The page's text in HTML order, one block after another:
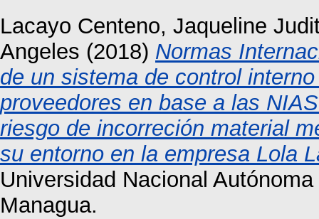
Lacayo Centeno, Jaqueline
Angeles (2018) Normas
de un sistema de control
proveedores en base a las
riesgo de incorreción material
su entorno en la empresa Lola
Universidad Nacional
Managua.